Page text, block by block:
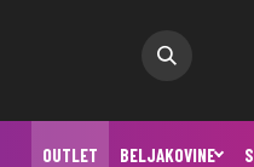
OUTLET BELJAKOVINE